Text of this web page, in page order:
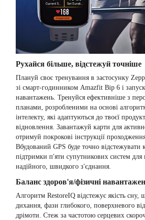
Рухайся більше, відстежуй точніше
Плануй своє тренування в застосунку
зі смарт-годинником Amazfit Bip 6 і
навантажень. Тренуйся ефективніше з
планами, розробленими на основі
інтелекту, які адаптуються до твоєї
відновлення. Завантажуй карти для
отримуй покрокові інструкції
Вбудований GPS буде точно відстежувати
підтримки п'яти супутникових систем для
надійного, швидкого з'єднання.
Баланс здоров'я/фізичні
Алгоритм RestoreIQ відстежує якість сну,
дихання, фази глибокого, поверхневого
дрімоти. Стеж за частотою серцевих